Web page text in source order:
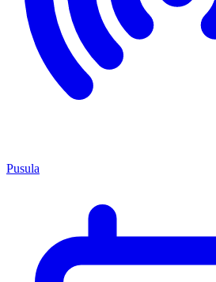
Pusula